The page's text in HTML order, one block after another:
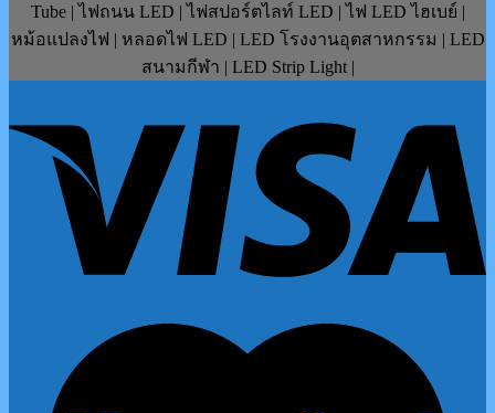
Tube | ไฟถนน LED | ไฟสปอร์ตไลท์ LED | ไฟ LED ไฮเบย์ |
หม้อแปลงไฟ | หลอดไฟ LED | LED โรงงานอุตสาหกรรม | LED
สนามกีฬา | LED Strip Light |